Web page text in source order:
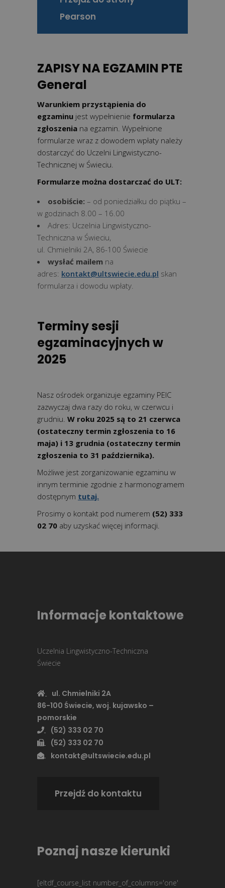
Pearson
ZAPISY NA EGZAMIN PTE
General
Warunkiem przystąpienia do
egzaminu jest wypełnienie formularza
zgłoszenia na egzamin. Wypełnione
formularze wraz z dowodem wpłaty należy
dostarczyć do Uczelni Lingwistyczno-
Technicznej w Świeciu.
Formularze można dostarczać do ULT:
osobiście: – od poniedziałku do piątku –
w godzinach 8.00 – 16.00
Adres: Uczelnia Lingwistyczno-
Techniczna w Świeciu,
ul. Chmielniki 2A, 86-100 Świecie
wysłać mailem na
adres: kontakt@ultswiecie.edu.pl skan
formularza i dowodu wpłaty.
Terminy sesji
egzaminacyjnych w
2025
Nasz ośrodek organizuje egzaminy PEIC
zazwyczaj dwa razy do roku, w czerwcu i
grudniu. W roku 2025 są to 21 czerwca
(ostateczny termin zgłoszenia to 16
maja) i 13 grudnia (ostateczny termin
zgłoszenia to 31 października).
Możliwe jest zorganizowanie egzaminu w
innym terminie zgodnie z harmonogramem
dostępnym tutaj.
Prosimy o kontakt pod numerem (52) 333
02 70 aby uzyskać więcej informacji.
Informacje kontaktowe
Uczelnia Lingwistyczno-Techniczna
Świecie
ul. Chmielniki 2A
86-100 Świecie, woj. kujawsko –
pomorskie
(52) 333 02 70
(52) 333 02 70
kontakt@ultswiecie.edu.pl
Przejdź do kontaktu
Poznaj nasze kierunki
[eltdf_course_list number_of_columns='one'